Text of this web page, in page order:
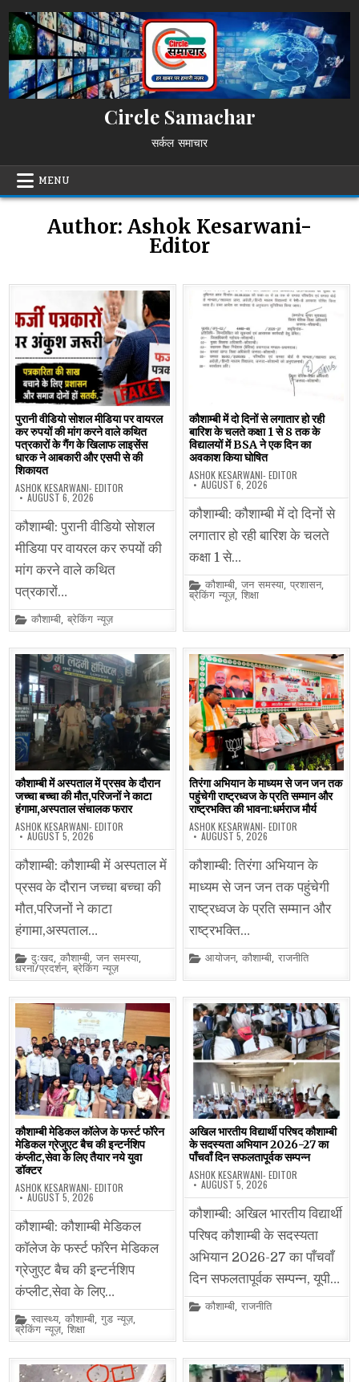
to
content
Circle Samachar
सर्कल समाचार
MENU
Author: Ashok Kesarwani-
Editor
पुरानी वीडियो सोशल मीडिया पर वायरल
कर रुपयों की मांग करने वाले कथित
पत्रकारों के गैंग के खिलाफ लाइसेंस
धारक ने आबकारी और एसपी से की
शिकायत
ASHOK KESARWANI- EDITOR
AUGUST 6, 2026
कौशाम्बी: पुरानी वीडियो सोशल
मीडिया पर वायरल कर रुपयों की
मांग करने वाले कथित
पत्रकारों…
Posted
in
कौशाम्बी,ब्रेकिंग न्यूज़
कौशाम्बी में दो दिनों से लगातार हो रही
बारिश के चलते कक्षा 1 से 8 तक के
विद्यालयों में BSA ने एक दिन का
अवकाश किया घोषित
ASHOK KESARWANI- EDITOR
AUGUST 6, 2026
कौशाम्बी: कौशाम्बी में दो दिनों से
लगातार हो रही बारिश के चलते
कक्षा 1 से…
Posted
in
कौशाम्बी,जन समस्या,प्रशासन,
ब्रेकिंग न्यूज़,शिक्षा
कौशाम्बी में अस्पताल में प्रसव के दौरान
जच्चा बच्चा की मौत,परिजनों ने काटा
हंगामा,अस्पताल संचालक फरार
ASHOK KESARWANI- EDITOR
AUGUST 5, 2026
कौशाम्बी: कौशाम्बी में अस्पताल में
प्रसव के दौरान जच्चा बच्चा की
मौत,परिजनों ने काटा
हंगामा,अस्पताल…
Posted
in
दुःखद,कौशाम्बी,जन समस्या,
धरना/प्रदर्शन,ब्रेकिंग न्यूज़
तिरंगा अभियान के माध्यम से जन जन तक
पहुंचेगी राष्ट्रध्वज के प्रति सम्मान और
राष्ट्रभक्ति की भावना:धर्मराज मौर्य
ASHOK KESARWANI- EDITOR
AUGUST 5, 2026
कौशाम्बी: तिरंगा अभियान के
माध्यम से जन जन तक पहुंचेगी
राष्ट्रध्वज के प्रति सम्मान और
राष्ट्रभक्ति…
Posted
आयोजन,कौशाम्बी,राजनीति
कौशाम्बी मेडिकल कॉलेज के फर्स्ट फॉरेन
मेडिकल ग्रेजुएट बैच की इन्टर्नशिप
कंप्लीट,सेवा के लिए तैयार नये युवा
डॉक्टर
ASHOK KESARWANI- EDITOR
AUGUST 5, 2026
कौशाम्बी: कौशाम्बी मेडिकल
कॉलेज के फर्स्ट फॉरेन मेडिकल
ग्रेजुएट बैच की इन्टर्नशिप
कंप्लीट,सेवा के लिए…
Posted
in
स्वास्थ्य,कौशाम्बी,गुड न्यूज़,
ब्रेकिंग न्यूज़,शिक्षा
अखिल भारतीय विद्यार्थी परिषद कौशाम्बी
के सदस्यता अभियान 2026-27 का
पाँचवाँ दिन सफलतापूर्वक सम्पन्न
ASHOK KESARWANI- EDITOR
AUGUST 5, 2026
कौशाम्बी: अखिल भारतीय विद्यार्थी
परिषद कौशाम्बी के सदस्यता
अभियान 2026-27 का पाँचवाँ
दिन सफलतापूर्वक सम्पन्न, यूपी…
Posted
कौशाम्बी,राजनीति